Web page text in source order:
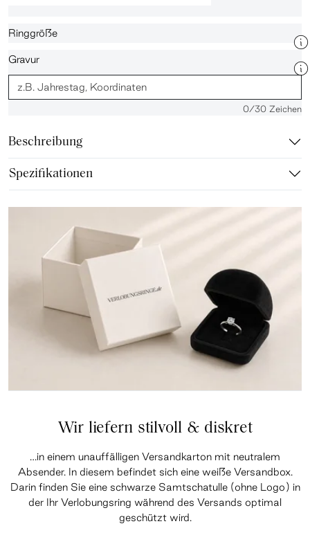
Ringgröße
Gravur
0/30 Zeichen
Beschreibung
Spezifikationen
Wir liefern stilvoll & diskret
…in einem unauffälligen Versandkarton mit neutralem
Absender. In diesem befindet sich eine weiße Versandbox.
Darin finden Sie eine schwarze Samtschatulle (ohne Logo) in
der Ihr Verlobungsring während des Versands optimal
geschützt wird.